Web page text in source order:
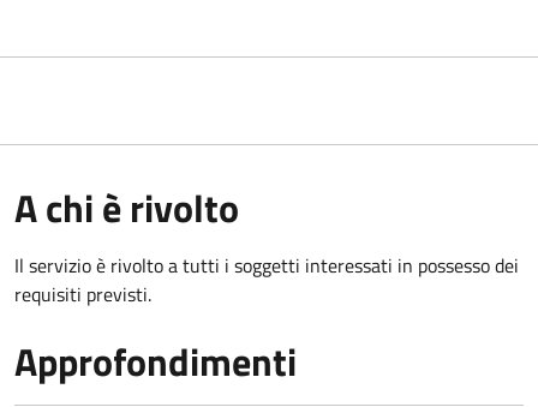
A chi è rivolto
Il servizio è rivolto a tutti i soggetti interessati in possesso dei
requisiti previsti.
Approfondimenti